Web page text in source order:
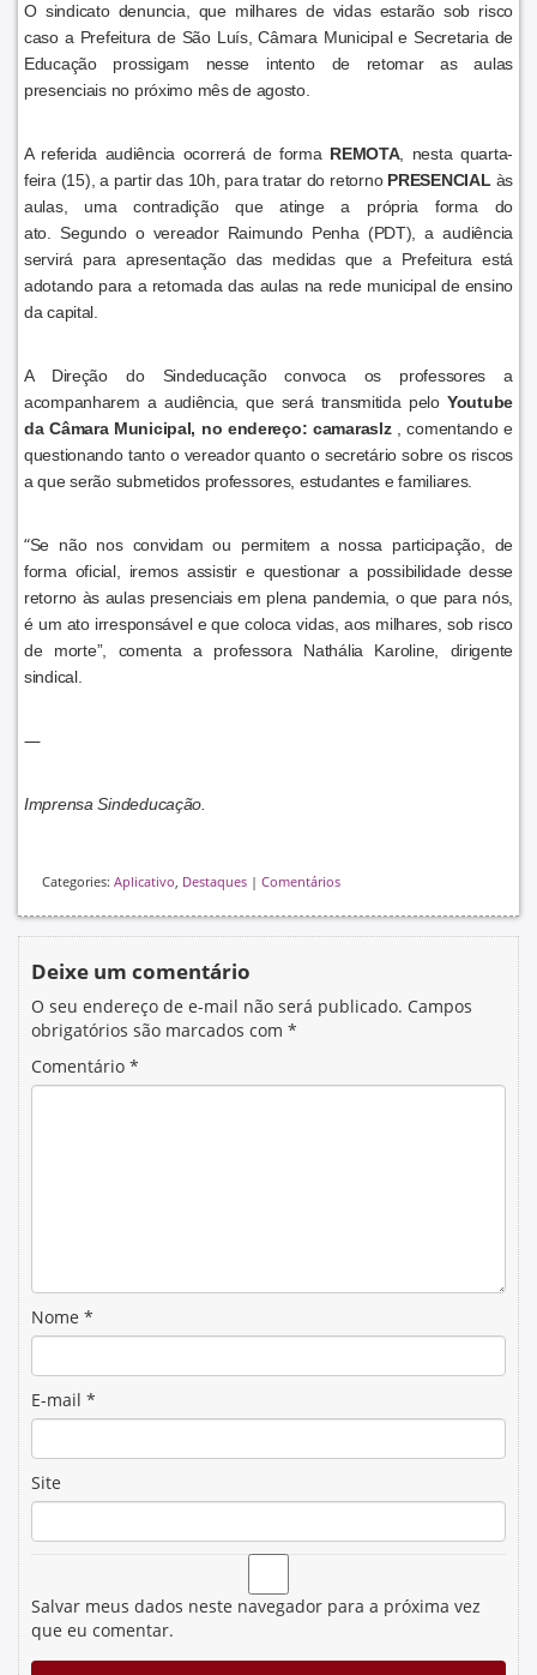
O sindicato denuncia, que milhares de vidas estarão sob risco
caso a Prefeitura de São Luís, Câmara Municipal e Secretaria de
Educação prossigam nesse intento de retomar as aulas
presenciais no próximo mês de agosto.
A referida audiência ocorrerá de forma REMOTA, nesta quarta-
feira (15), a partir das 10h, para tratar do retorno PRESENCIAL às
aulas, uma contradição que atinge a própria forma do
ato.Segundo o vereador Raimundo Penha (PDT), a audiência
servirá para apresentação das medidas que a Prefeitura está
adotando para a retomada das aulas na rede municipal de ensino
da capital.
A Direção do Sindeducação convoca os professores a
acompanharem a audiência, que será transmitida pelo Youtube
da Câmara Municipal, no endereço: camaraslz, comentando e
questionando tanto o vereador quanto o secretário sobre os riscos
a que serão submetidos professores, estudantes e familiares.
“Se não nos convidam ou permitem a nossa participação, de
forma oficial, iremos assistir e questionar a possibilidade desse
retorno às aulas presenciais em plena pandemia, o que para nós,
é um ato irresponsável e que coloca vidas, aos milhares, sob risco
de morte”, comenta a professora Nathália Karoline, dirigente
sindical.
—
Imprensa Sindeducação.
Categories: Aplicativo, Destaques | Comentários
Deixe um comentário
O seu endereço de e-mail não será publicado. Campos
obrigatórios são marcados com *
Comentário *
Nome *
E-mail *
Site
Salvar meus dados neste navegador para a próxima vez
que eu comentar.